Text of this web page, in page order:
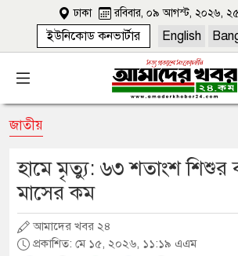
ঢাকা রবিবার, ০৯ আগস্ট, ২০২৬,
ইউনিকোড কনভার্টার English
জাতীয়
হামে মৃত্যু: ৬৩ শতাংশ শিশুর
মাসের কম
আমাদের খবর ২৪
প্রকাশিত: মে ১৫, ২০২৬, ১১:১৯ এএম